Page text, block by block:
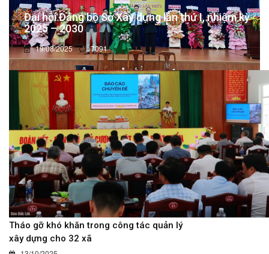
Đại hội Đảng bộ Sở Xây dựng lần thứ I, nhiệm kỳ
2025 – 2030
19/08/2025 7091
Tháo gỡ khó khăn trong công tác quản lý
xây dựng cho 32 xã